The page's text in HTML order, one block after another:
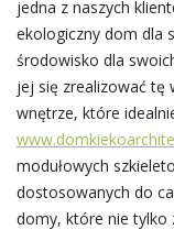
jedna z naszych
ekologiczny dom dla
środowisko dla
jej się zrealizować tę
wnętrze, które
modułowych
dostosowanych do
domy, które nie tylko